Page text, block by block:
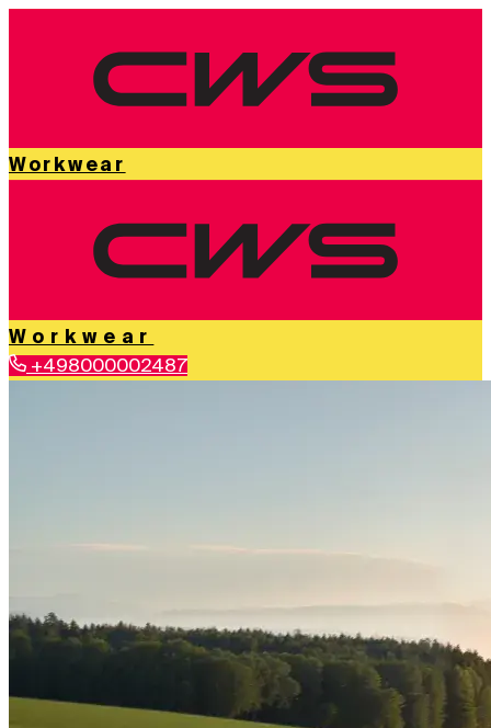
Workwear
Workwear
+498000002487